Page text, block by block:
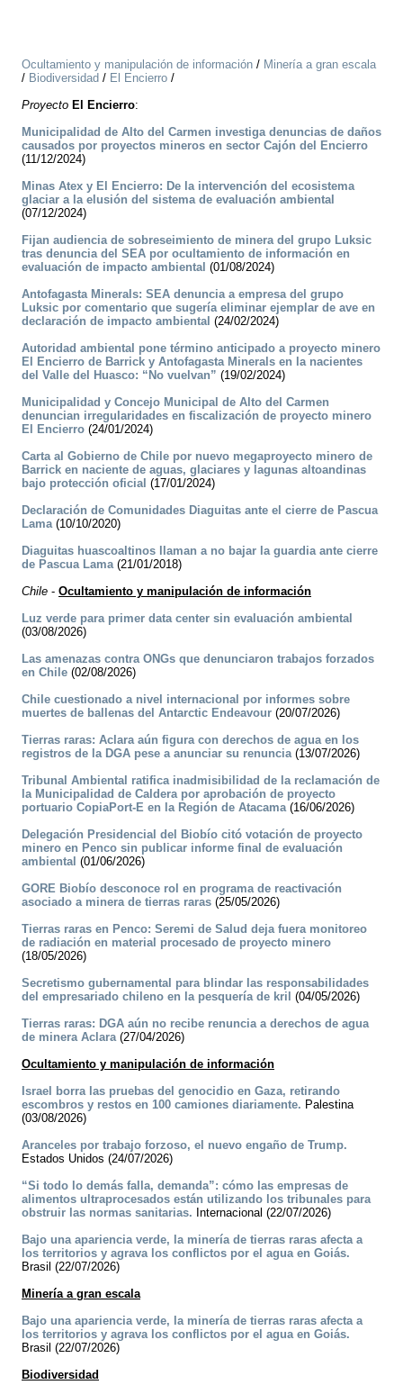
Ocultamiento y manipulación de información / Minería a gran escala
/ Biodiversidad / El Encierro /
Proyecto El Encierro:
Municipalidad de Alto del Carmen investiga denuncias de daños
causados por proyectos mineros en sector Cajón del Encierro
(11/12/2024)
Minas Atex y El Encierro: De la intervención del ecosistema
glaciar a la elusión del sistema de evaluación ambiental
(07/12/2024)
Fijan audiencia de sobreseimiento de minera del grupo Luksic
tras denuncia del SEA por ocultamiento de información en
evaluación de impacto ambiental (01/08/2024)
Antofagasta Minerals: SEA denuncia a empresa del grupo
Luksic por comentario que sugería eliminar ejemplar de ave en
declaración de impacto ambiental (24/02/2024)
Autoridad ambiental pone término anticipado a proyecto minero
El Encierro de Barrick y Antofagasta Minerals en la nacientes
del Valle del Huasco: “No vuelvan” (19/02/2024)
Municipalidad y Concejo Municipal de Alto del Carmen
denuncian irregularidades en fiscalización de proyecto minero
El Encierro (24/01/2024)
Carta al Gobierno de Chile por nuevo megaproyecto minero de
Barrick en naciente de aguas, glaciares y lagunas altoandinas
bajo protección oficial (17/01/2024)
Declaración de Comunidades Diaguitas ante el cierre de Pascua
Lama(10/10/2020)
Diaguitas huascoaltinos llaman a no bajar la guardia ante cierre
de Pascua Lama(21/01/2018)
Chile - Ocultamiento y manipulación de información
Luz verde para primer data center sin evaluación ambiental
(03/08/2026)
Las amenazas contra ONGs que denunciaron trabajos forzados
en Chile (02/08/2026)
Chile cuestionado a nivel internacional por informes sobre
muertes de ballenas del Antarctic Endeavour (20/07/2026)
Tierras raras: Aclara aún figura con derechos de agua en los
registros de la DGA pese a anunciar su renuncia(13/07/2026)
Tribunal Ambiental ratifica inadmisibilidad de la reclamación de
la Municipalidad de Caldera por aprobación de proyecto
portuario CopiaPort-E en la Región de Atacama(16/06/2026)
Delegación Presidencial del Biobío citó votación de proyecto
minero en Penco sin publicar informe final de evaluación
ambiental (01/06/2026)
GORE Biobío desconoce rol en programa de reactivación
asociado a minera de tierras raras (25/05/2026)
Tierras raras en Penco: Seremi de Salud deja fuera monitoreo
de radiación en material procesado de proyecto minero
(18/05/2026)
Secretismo gubernamental para blindar las responsabilidades
del empresariado chileno en la pesquería de kril (04/05/2026)
Tierras raras: DGA aún no recibe renuncia a derechos de agua
de minera Aclara(27/04/2026)
Ocultamiento y manipulación de información
Israel borra las pruebas del genocidio en Gaza, retirando
escombros y restos en 100 camiones diariamente. Palestina
(03/08/2026)
Aranceles por trabajo forzoso, el nuevo engaño de Trump.
Estados Unidos (24/07/2026)
“Si todo lo demás falla, demanda”: cómo las empresas de
alimentos ultraprocesados están utilizando los tribunales para
obstruir las normas sanitarias. Internacional (22/07/2026)
Bajo una apariencia verde, la minería de tierras raras afecta a
los territorios y agrava los conflictos por el agua en Goiás.
Brasil (22/07/2026)
Minería a gran escala
Bajo una apariencia verde, la minería de tierras raras afecta a
los territorios y agrava los conflictos por el agua en Goiás.
Brasil (22/07/2026)
Biodiversidad